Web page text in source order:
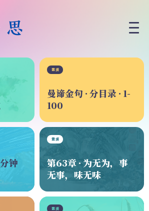
钟
置顶
第63章 · 为无为，事
无事，味无味
置顶
置顶
曼谛金句 · 分目录 · 1-
100